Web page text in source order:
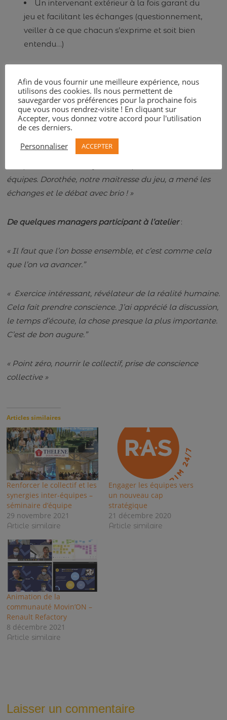
Un intervenant extérieur à la fois garant du
jeu et facilitant les échanges (questionnement,
veiller à ce que chacun s’exprime et soit bien
entendu…)
Le feedback du client :
Commanditaire : Philippe Maillard, Directeur de l’usine
Carte Noire :
« Atelier très efficace et parfaitement adapté à la
équipes. Dorothée, notre maitresse du jeu, a mené les
échanges et le débat avec brio ! »
De quelques managers participant à l’atelier:
« Il faut que l’on bosse ensemble, et c’est comme cela
que l’on va avancer.”
« Exercice intéressant, révélateur de la réalité humaine.
Cela fait prendre conscience. J’ai apprécié la discussion,
le temps d’écoute, la chose presque la plus importante.
C’est de bon augure.”
« Point zéro, nourrir le collectif, prise de conscience
collective »
Articles similaires
Renforcer le collectif et les
synergies inter-équipes –
séminaire d’équipe
29 novembre 2021
Article similaire
Engager les équipes vers
un nouveau cap
stratégique
21 décembre 2020
Article similaire
Animation de la
communauté Movin’ON –
Renault Refactory
8 décembre 2021
Article similaire
Laisser un commentaire
Afin de vous fournir une meilleure expérience, nous
utilisons des cookies. Ils nous permettent de
sauvegarder vos préférences pour la prochaine fois
que vous nous rendrez-visite ! En cliquant sur
Accepter, vous donnez votre accord pour l'utilisation
de ces derniers.
Personnaliser
ACCEPTER